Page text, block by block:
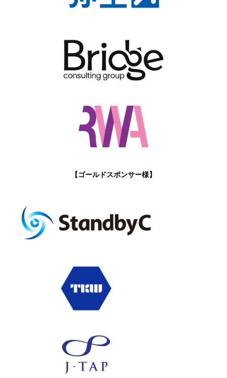
【ゴールドスポンサー様】